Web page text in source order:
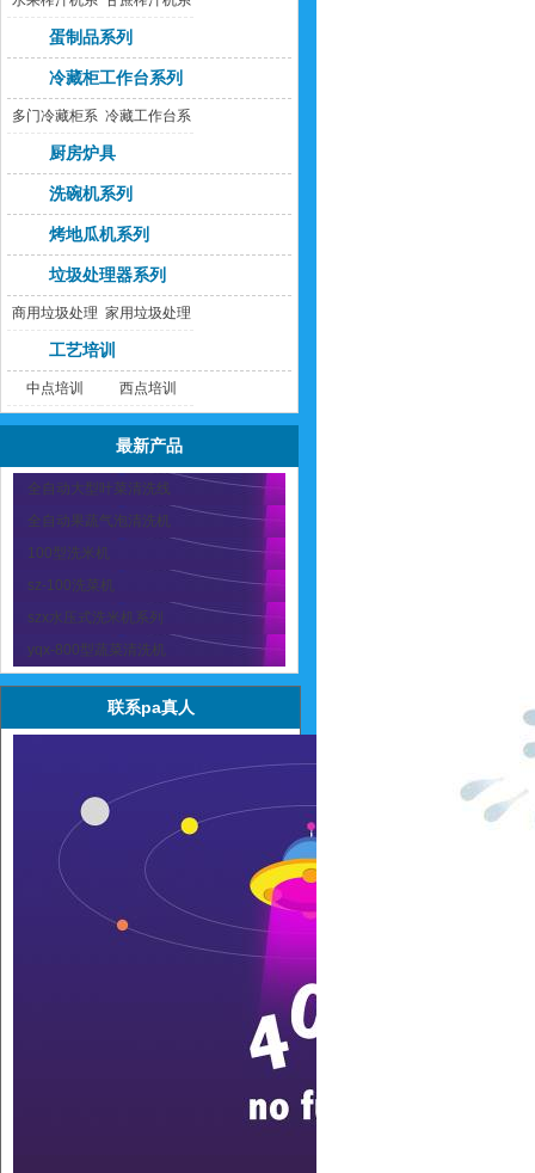
列
蛋制品系列
冷藏柜工作台系列
多门冷藏柜系
列
冷藏工作台系
厨房炉具
洗碗机系列
烤地瓜机系列
垃圾处理器系列
商用垃圾处理
器
家用垃圾处理
工艺培训
中点培训 西点培训
最新产品
全自动大型叶菜清洗线
全自动果蔬气泡清洗机
100型洗米机
sz-100洗菜机
szx水压式洗米机系列
yqx-800型蔬菜清洗机
联系pa真人